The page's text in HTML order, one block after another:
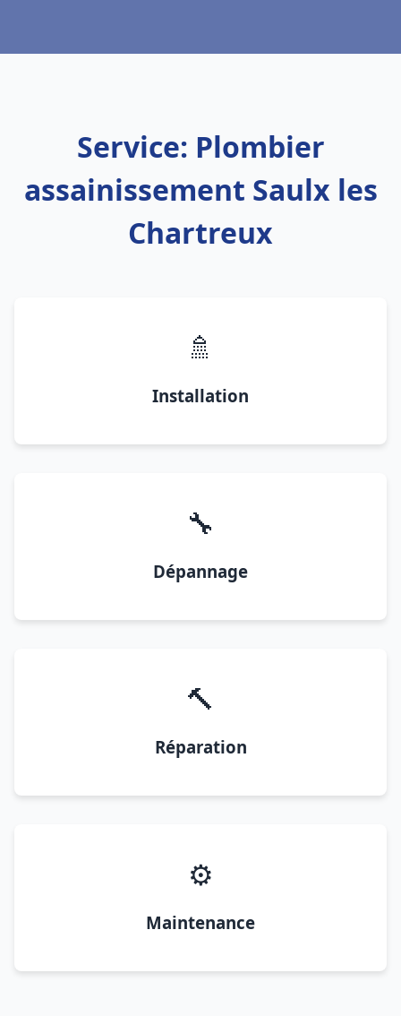
Service: Plombier
assainissement Saulx les
Chartreux
🚿
Installation
🔧
Dépannage
🔨
Réparation
⚙️
Maintenance